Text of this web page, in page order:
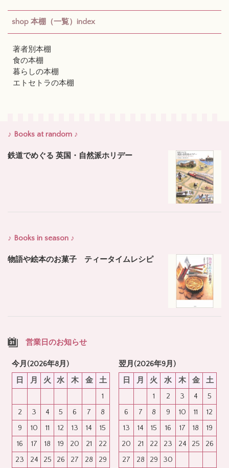
shop 本棚（一覧）index
著者別本棚
食の本棚
暮らしの本棚
エトセトラの本棚
♪ Books at random ♪
鉄道でめぐる 英国・自然派ホリデー
♪ Books in season ♪
物語や絵本のお菓子 ティータイムレシピ
営業日のお知らせ
今月(2026年8月)
日
月 火 水 木 金
土
1
2
3 4 5 6 7
8
9
10 11 12 13 14
15
16
17 18 19 20 21
22
23
24 25 26 27 28 29
翌月(2026年9月)
日
月 火 水 木 金
土
1
2 3 4
5
6
7 8 9 10 11
12
13
14 15 16 17 18
19
20
21 22 23 24 25
26
27
28 29 30